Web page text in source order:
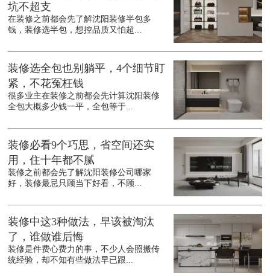
坑不超支
在装修之前都会先了解沈阳装修半包多
钱，装修选半包，想控品质又怕超...
装修选全包也别躺平，4个细节盯
紧，不花冤枉钱
很多业主在装修之前都会先计算沈阳装修
全包大概多少钱一平，全包等于...
装修必看9个巧思，省空间还实
用，住十年都不腻
装修之前都会先了解沈阳装修公司哪家
好，装修最忌只顾当下好看，不顾...
装修中这3种做法，早该被淘汰
了，谁做谁后悔
装修是件费心费力的事，不少人会照搬传
统经验，却不知有些做法早已跟...